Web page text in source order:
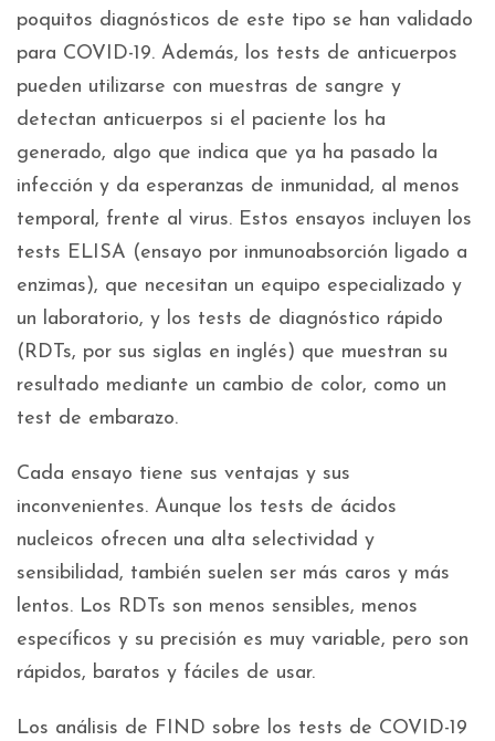
poquitos diagnósticos de este tipo se han validado
para COVID-19. Además, los tests de anticuerpos
pueden utilizarse con muestras de sangre y
detectan anticuerpos si el paciente los ha
generado, algo que indica que ya ha pasado la
infección y da esperanzas de inmunidad, al menos
temporal, frente al virus. Estos ensayos incluyen los
tests ELISA (ensayo por inmunoabsorción ligado a
enzimas), que necesitan un equipo especializado y
un laboratorio, y los tests de diagnóstico rápido
(RDTs, por sus siglas en inglés) que muestran su
resultado mediante un cambio de color, como un
test de embarazo.
Cada ensayo tiene sus ventajas y sus
inconvenientes. Aunque los tests de ácidos
nucleicos ofrecen una alta selectividad y
sensibilidad, también suelen ser más caros y más
lentos. Los RDTs son menos sensibles, menos
específicos y su precisión es muy variable, pero son
rápidos, baratos y fáciles de usar.
Los análisis de FIND sobre los tests de COVID-19